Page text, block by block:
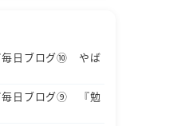
毎日ブログ⑩ やば
毎日ブログ⑨ 『勉